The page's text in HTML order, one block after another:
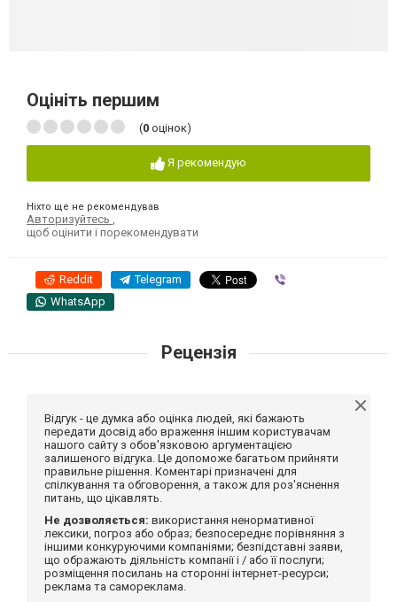
Оцініть першим
(0 оцінок)
Я рекомендую
Ніхто ще не рекомендував
Авторизуйтесь
щоб оцінити і порекомендувати
Reddit Telegram
WhatsApp
Рецензія
Відгук - це думка або оцінка людей, які бажають
передати досвід або враження іншим користувачам
нашого сайту з обов'язковою аргументацією
залишеного відгука. Це допоможе багатьом прийняти
правильне рішення. Коментарі призначені для
спілкування та обговорення, а також для роз'яснення
питань, що цікавлять.
Не дозволяється: використання ненормативної
лексики, погроз або образ; безпосереднє порівняння з
іншими конкуруючими компаніями; безпідставні заяви,
що ображають діяльність компанії і / або її послуги;
розміщення посилань на сторонні інтернет-ресурси;
реклама та самореклама.